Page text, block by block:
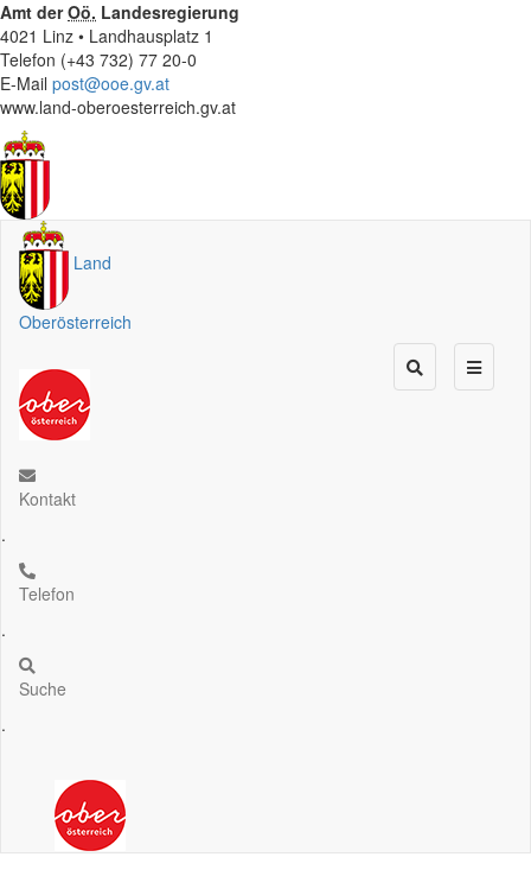
Amt derOö. Landesregierung
4021 Linz • Landhausplatz 1
Telefon (+43 732) 77 20-0
E-Mail post@ooe.gv.at
www.land-oberoesterreich.gv.at
Land
Oberösterreich
Kontakt
.
Telefon
.
Suche
.